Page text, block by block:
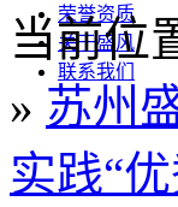
荣誉资质
关于盛风
联系我们
当前位
» 苏州
实践“